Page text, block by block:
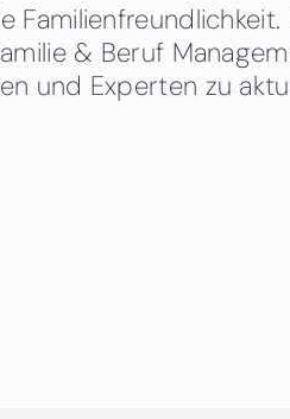
Familienfreundlichkeit.
& Beruf
und Experten zu